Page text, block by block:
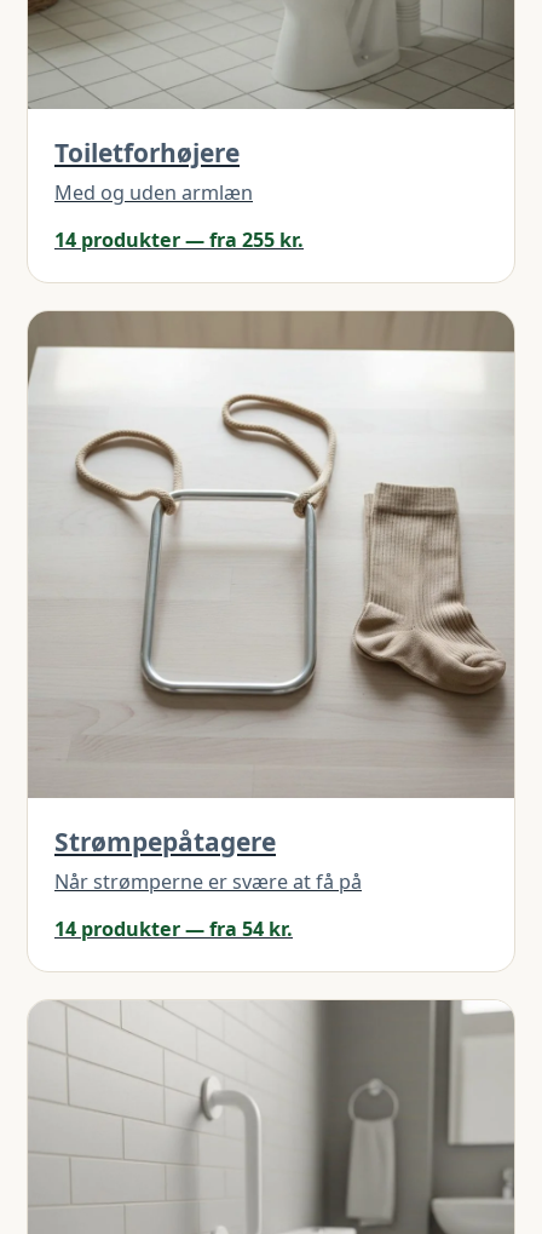
Toiletforhøjere
Med og uden armlæn
14 produkter — fra 255 kr.
Strømpepåtagere
Når strømperne er svære at få på
14 produkter — fra 54 kr.